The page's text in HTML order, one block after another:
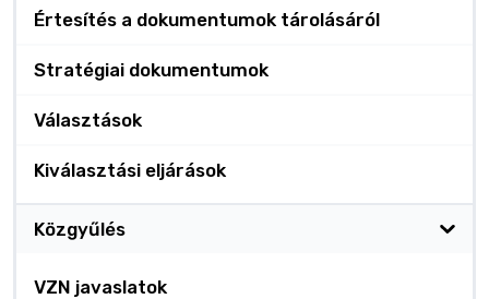
Értesítés a dokumentumok tárolásáról
Stratégiai dokumentumok
Választások
Kiválasztási eljárások
Közgyűlés
VZN javaslatok